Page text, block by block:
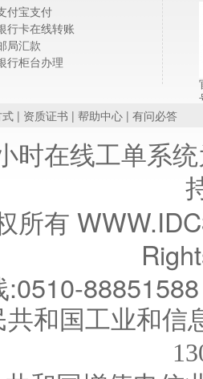
付宝支付
行卡在线转账
局汇款
行柜台办理
式 | 资质证书 | 帮助中心 | 有问必答
时在线工单系
所有
:0510-
共和国工业和